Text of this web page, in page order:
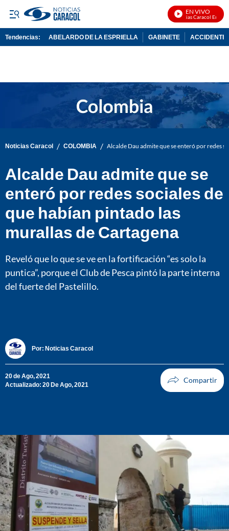
EN VIVO
Noticias Caracol En Vivo
Tendencias: ABELARDO DE LA ESPRIELLA GABINETE ACCIDENTE
Noticias Caracol / COLOMBIA / Alcalde Dau admite que se enteró por redes
Alcalde Dau admite que se
enteró por redes sociales de
que habían pintado las
murallas de Cartagena
Reveló que lo que se ve en la fortificación “es solo la
puntica”, porque el Club de Pesca pintó la parte interna
del fuerte del Pastelillo.
Por: Noticias Caracol
20 de Ago, 2021
Actualizado: 20 De Ago, 2021